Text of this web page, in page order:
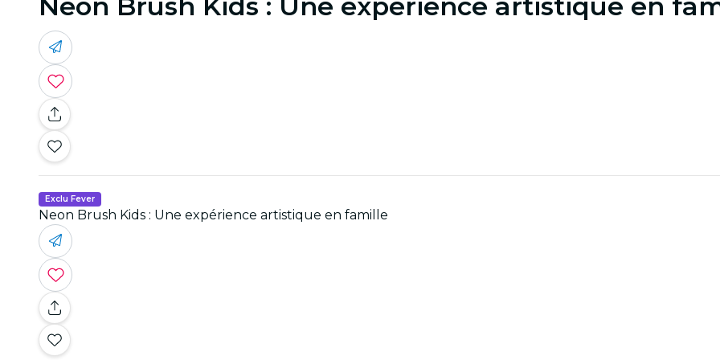
Exclu Fever
Neon Brush Kids : Une expérience artistique en famille